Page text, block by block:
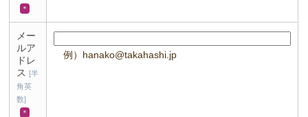
＊
メー
ルア
ドレ
ス[半
角英
数]
＊
例）hanako@takahashi.jp